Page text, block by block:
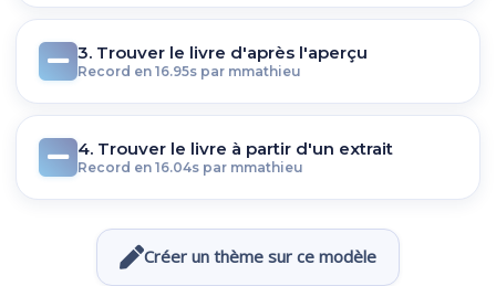
3. Trouver le livre d'après l'aperçu
Record en 16.95s par mmathieu
4. Trouver le livre à partir d'un extrait
Record en 16.04s par mmathieu
Créer un thème sur ce modèle